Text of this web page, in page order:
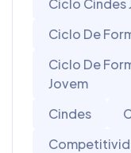
Ciclo Cindes
Ciclo De
Ciclo De
Jovem
Cindes